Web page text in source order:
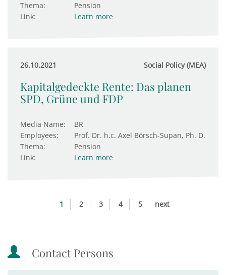
Thema:
Pension
Link:
Learn more
26.10.2021 Social Policy (MEA)
Kapitalgedeckte Rente: Das planen
SPD, Grüne und FDP
Media Name:
BR
Employees:
Prof. Dr. h.c. Axel Börsch-Supan, Ph. D.
Thema:
Pension
Link:
Learn more
1 2 3 4 5 next
Contact Persons